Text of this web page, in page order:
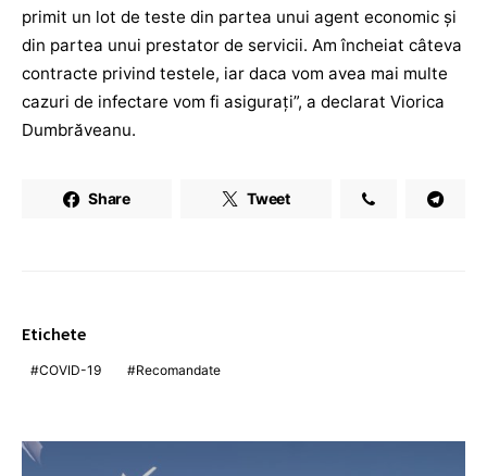
primit un lot de teste din partea unui agent economic şi
din partea unui prestator de servicii. Am încheiat câteva
contracte privind testele, iar daca vom avea mai multe
cazuri de infectare vom fi asigurați”, a declarat Viorica
Dumbrăveanu.
Share Tweet
Etichete
COVID-19 Recomandate